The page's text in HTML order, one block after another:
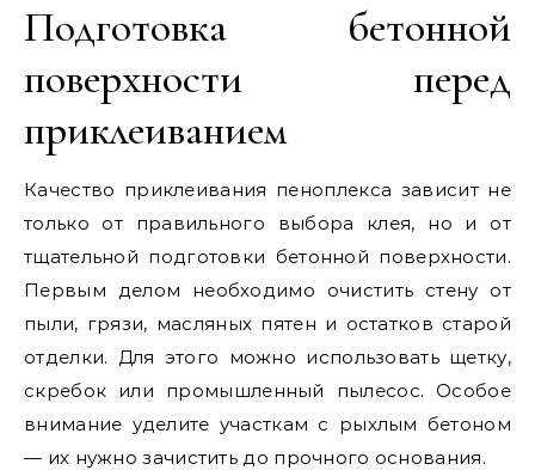
Подготовка бетонной
поверхности перед
приклеиванием
Качество приклеивания пеноплекса зависит не
только от правильного выбора клея, но и от
тщательной подготовки бетонной поверхности.
Первым делом необходимо очистить стену от
пыли, грязи, масляных пятен и остатков старой
отделки. Для этого можно использовать щетку,
скребок или промышленный пылесос. Особое
внимание уделите участкам с рыхлым бетоном
— их нужно зачистить до прочного основания.